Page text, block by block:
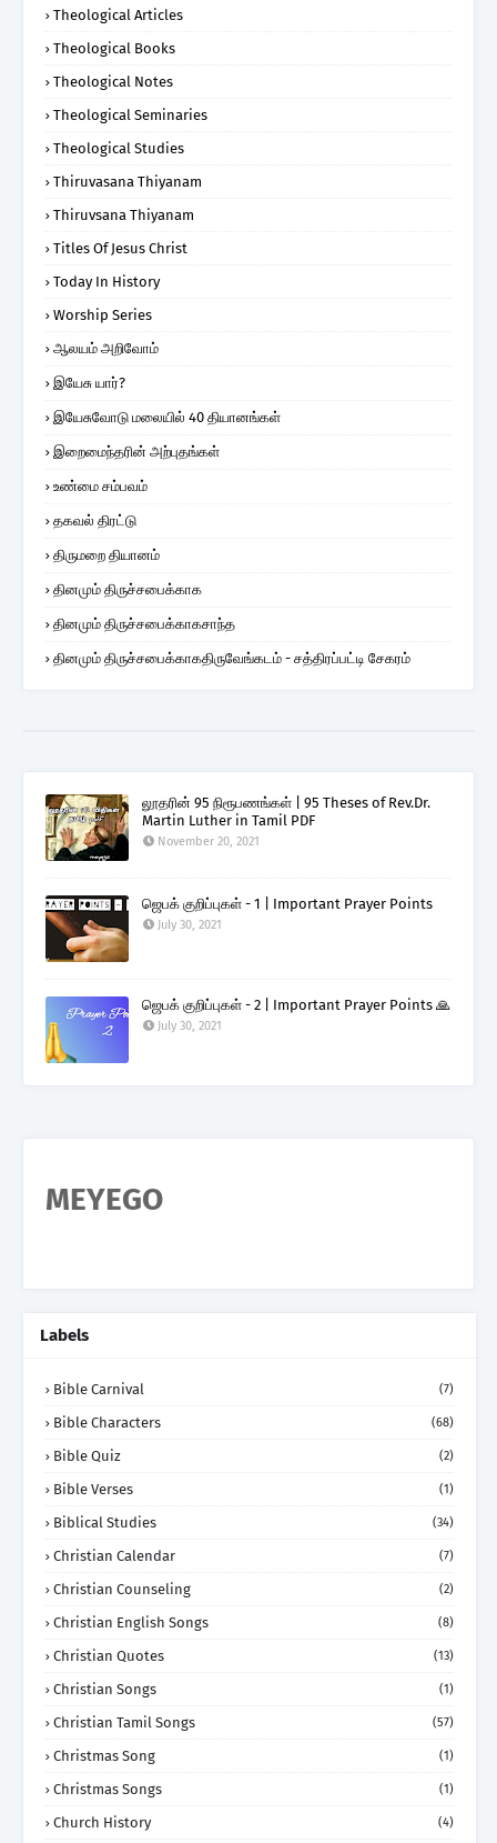
Theological Articles
Theological Books
Theological Notes
Theological Seminaries
Theological Studies
Thiruvasana Thiyanam
Thiruvsana Thiyanam
Titles Of Jesus Christ
Today In History
Worship Series
ஆலயம் அறிவோம்
இயேசு யார்?
இயேசுவோடு மலையில் 40 தியானங்கள்
இறைமைந்தரின் அற்புதங்கள்
உண்மை சம்பவம்
தகவல் திரட்டு
திருமறை தியானம்
தினமும் திருச்சபைக்காக
தினமும் திருச்சபைக்காகசாந்த
தினமும் திருச்சபைக்காகதிருவேங்கடம் - சத்திரப்பட்டி சேகரம்
லூதரின் 95 நிரூபணங்கள் | 95 Theses of Rev.Dr.
Martin Luther in Tamil PDF
November 20, 2021
ஜெபக் குறிப்புகள் - 1 | Important Prayer Points
July 30, 2021
ஜெபக் குறிப்புகள் - 2 | Important Prayer Points 🙏
July 30, 2021
MEYEGO
Labels
Bible Carnival (7)
Bible Characters (68)
Bible Quiz (2)
Bible Verses (1)
Biblical Studies (34)
Christian Calendar (7)
Christian Counseling (2)
Christian English Songs (8)
Christian Quotes (13)
Christian Songs (1)
Christian Tamil Songs (57)
Christmas Song (1)
Christmas Songs (1)
Church History (4)